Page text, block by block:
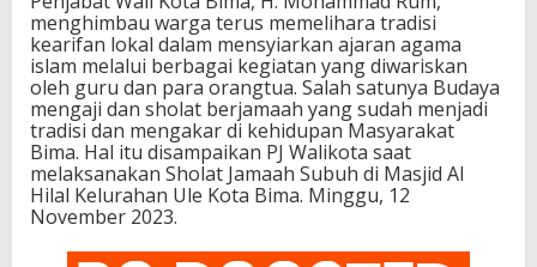
menghimbau warga terus memelihara tradisi
kearifan lokal dalam mensyiarkan ajaran agama
islam melalui berbagai kegiatan yang diwariskan
oleh guru dan para orangtua. Salah satunya Budaya
mengaji dan sholat berjamaah yang sudah menjadi
tradisi dan mengakar di kehidupan Masyarakat
Bima. Hal itu disampaikan PJ Walikota saat
melaksanakan Sholat Jamaah Subuh di Masjid Al
Hilal Kelurahan Ule Kota Bima. Minggu, 12
November 2023.